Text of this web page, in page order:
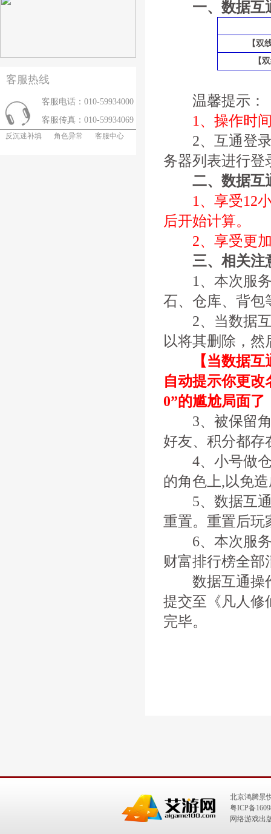
客服热线
客服电话：010-59934000
客服传真：010-59934069
反沉迷补填 角色异常 客服中心
一、数据互
【双
【
温馨提示：
1、操作时
2、互通登录
务器列表进行登
二、数据互
1、享受12
后开始计算。
2、享受更
三、相关注
1、本次服务
石、仓库、背包
2、当数据互
以将其删除，
【当数据互通
自动提示你更
0”的尴尬局面了
3、被保留角
好友、积分都存
4、小号做仓
的角色上,以免
5、数据互通
重置。重置后玩
6、本次服务
财富排行榜全
数据互通操作
提交至《凡人修
完毕。
北京鸿腾景
粤ICP备
网络游戏出